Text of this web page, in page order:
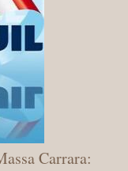
Carrara: